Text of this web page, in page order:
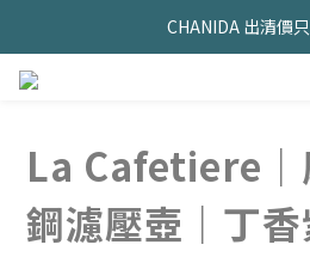
久坐神器>>坐&靠墊組
久坐神器>>坐&靠墊組
La Cafetiere｜
鋼濾壓壺｜丁